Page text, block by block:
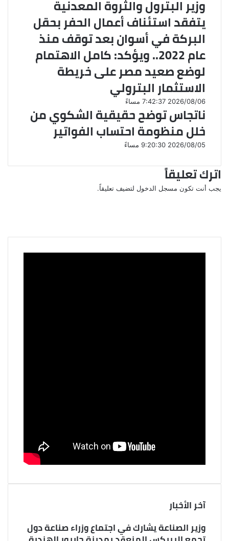
وزير البترول والثروة المعدنية
يتفقد استئناف أعمال الحفر بحقل
البركة في أسوان بعد توقف منذ
عام 2022.. ويؤكد: كامل الاهتمام
لوضع صعيد مصر على خريطة
الاستثمار البترولي
2026/08/06 7:42:37 مساءً
ناتجاس توضح حقيقية الشكوي من
خلل منظومة احتساب الفواتير
2026/08/05 9:20:30 مساءً
اترك تعليقاً
يجب أنت تكون مسجل الدخول لتضيف تعليقاً.
آخر الأخبار
وزير الصناعة يشارك في اجتماع وزراء صناعة دول